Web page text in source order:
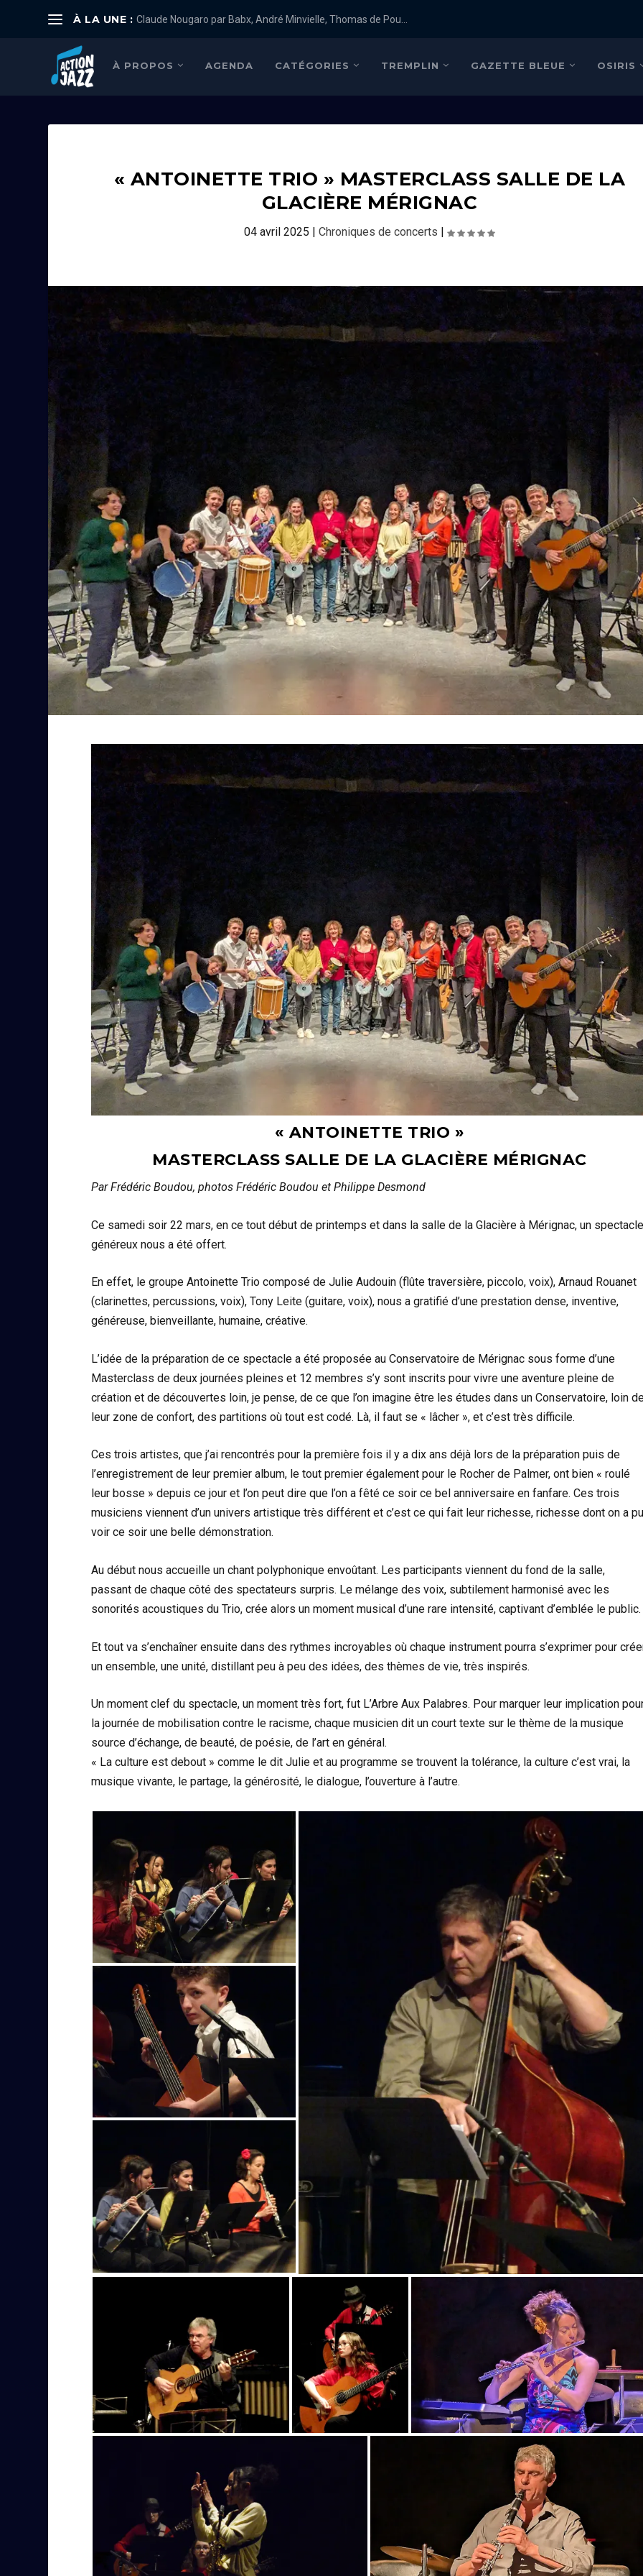
À LA UNE : Claude Nougaro par Babx, André Minvielle, Thomas de Pou...
À PROPOS AGENDA CATÉGORIES TREMPLIN GAZETTE BLEUE OSIRIS
« ANTOINETTE TRIO » MASTERCLASS SALLE DE LA
GLACIÈRE MÉRIGNAC
04 avril 2025 |Chroniques de concerts |
« ANTOINETTE TRIO »
MASTERCLASS SALLE DE LA GLACIÈRE MÉRIGNAC
Par Frédéric Boudou, photos Frédéric Boudou et Philippe Desmond
Ce samedi soir 22 mars, en ce tout début de printemps et dans la salle de la Glacière à Mérignac, un spectacle
généreux nous a été offert.
En effet, le groupe Antoinette Trio composé de Julie Audouin (flûte traversière, piccolo, voix), Arnaud Rouanet
(clarinettes, percussions, voix), Tony Leite (guitare, voix), nous a gratifié d’une prestation dense, inventive,
généreuse, bienveillante, humaine, créative.
L’idée de la préparation de ce spectacle a été proposée au Conservatoire de Mérignac sous forme d’une
Masterclass de deux journées pleines et 12 membres s’y sont inscrits pour vivre une aventure pleine de
création et de découvertes loin, je pense, de ce que l’on imagine être les études dans un Conservatoire, loin
leur zone de confort, des partitions où tout est codé. Là, il faut se « lâcher », et c’est très difficile.
Ces trois artistes, que j’ai rencontrés pour la première fois il y a dix ans déjà lors de la préparation puis de
l’enregistrement de leur premier album, le tout premier également pour le Rocher de Palmer, ont bien « roulé
leur bosse » depuis ce jour et l’on peut dire que l’on a fêté ce soir ce bel anniversaire en fanfare. Ces trois
musiciens viennent d’un univers artistique très différent et c’est ce qui fait leur richesse, richesse dont on a pu
voir ce soir une belle démonstration.
Au début nous accueille un chant polyphonique envoûtant. Les participants viennent du fond de la salle,
passant de chaque côté des spectateurs surpris. Le mélange des voix, subtilement harmonisé avec les
sonorités acoustiques du Trio, crée alors un moment musical d’une rare intensité, captivant d’emblée le public.
Et tout va s’enchaîner ensuite dans des rythmes incroyables où chaque instrument pourra s’exprimer pour
un ensemble, une unité, distillant peu à peu des idées, des thèmes de vie, très inspirés.
Un moment clef du spectacle, un moment très fort, fut L’Arbre Aux Palabres. Pour marquer leur implication
la journée de mobilisation contre le racisme, chaque musicien dit un court texte sur le thème de la musique
source d’échange, de beauté, de poésie, de l’art en général.
« La culture est debout » comme le dit Julie et au programme se trouvent la tolérance, la culture c’est vrai, la
musique vivante, le partage, la générosité, le dialogue, l’ouverture à l’autre.